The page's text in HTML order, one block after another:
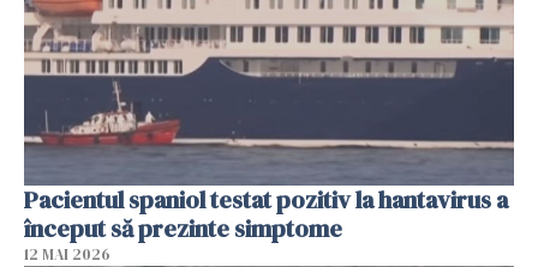
Pacientul spaniol testat pozitiv la hantavirus a
început să prezinte simptome
12 MAI 2026